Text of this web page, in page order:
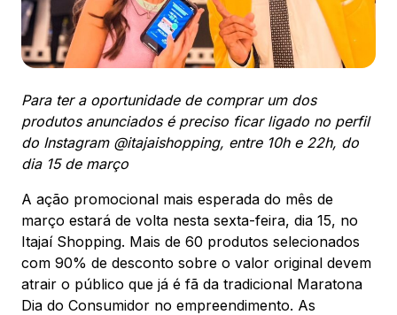
CONTATO
Comodidades Eventos Cinema
Vitrine virtual
Para ter a oportunidade de comprar um dos
produtos anunciados é preciso ficar ligado no perfil
do Instagram @itajaishopping, entre 10h e 22h, do
dia 15 de março
A ação promocional mais esperada do mês de
março estará de volta nesta sexta-feira, dia 15, no
Itajaí Shopping. Mais de 60 produtos selecionados
com 90% de desconto sobre o valor original devem
atrair o público que já é fã da tradicional Maratona
Dia do Consumidor no empreendimento. As